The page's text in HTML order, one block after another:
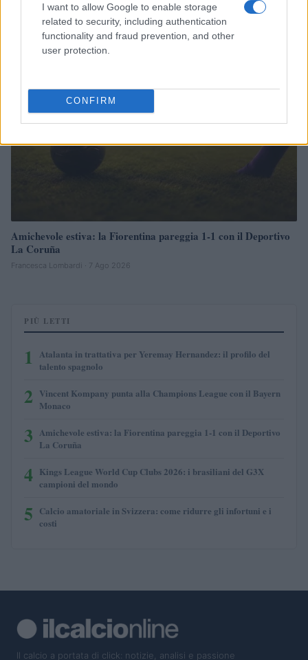
I want to allow Google to enable storage
related to security, including authentication
functionality and fraud prevention, and other
user protection.
CONFIRM
Francesca Lombardi · 7 Ago 2026
Amichevole estiva: la Fiorentina pareggia 1-1 con il Deportivo
La Coruña
Francesca Lombardi · 7 Ago 2026
PIÙ LETTI
1
Atalanta in trattativa per Yeremay Hernandez: il profilo del
talento spagnolo
2 Vincent Kompany punta alla Champions League con il Bayern
Monaco
3 Amichevole estiva: la Fiorentina pareggia 1-1 con il Deportivo
La Coruña
4 Kings League World Cup Clubs 2026: i brasiliani del G3X
campioni del mondo
5 Calcio amatoriale in Svizzera: come ridurre gli infortuni e i
costi
Il calcio a portata di click: notizie, analisi e passione